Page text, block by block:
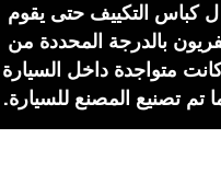
كباس التكييف حتى يقوم
بالدرجة المحددة من
متواجدة داخل السيارة
تم تصنيع المصنع للسيارة.